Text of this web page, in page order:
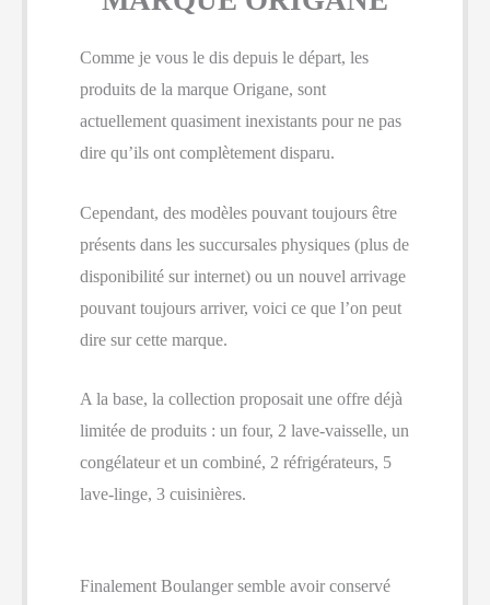
Comme je vous le dis depuis le départ, les
produits de la marque Origane, sont
actuellement quasiment inexistants pour ne pas
dire qu’ils ont complètement disparu.
Cependant, des modèles pouvant toujours être
présents dans les succursales physiques (plus de
disponibilité sur internet) ou un nouvel arrivage
pouvant toujours arriver, voici ce que l’on peut
dire sur cette marque.
A la base, la collection proposait une offre déjà
limitée de produits : un four, 2 lave-vaisselle, un
congélateur et un combiné, 2 réfrigérateurs, 5
lave-linge, 3 cuisinières.
Finalement Boulanger semble avoir conservé